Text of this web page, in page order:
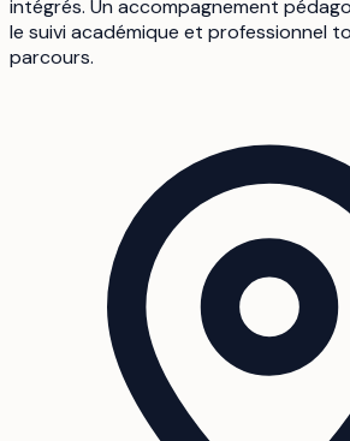
intégrés. Un accompagnement
le suivi académique et professionnel
parcours.